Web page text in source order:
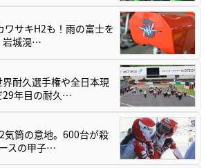
ワサキH2も！雨の富士を
岩城滉…
界耐久選手権や全日本現
29年目の耐久…
気筒の意地。600台が殺
スの甲子…